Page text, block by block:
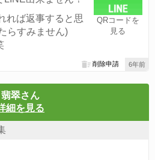
QRコードを
見る
れば返事すると思
らすみません)
6年前
削除申請
翡翠さん
細を見る